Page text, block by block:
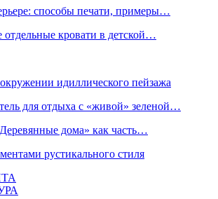
способы печати, примеры…
отдельные кровати в детской…
идиллического пейзажа
для отдыха с «живой» зеленой…
дома» как часть…
рустикального стиля